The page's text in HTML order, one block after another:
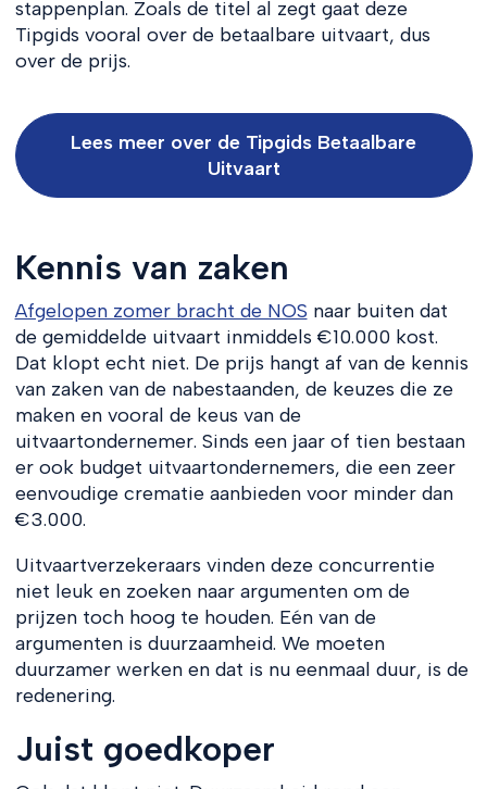
stappenplan. Zoals de titel al zegt gaat deze
Tipgids vooral over de betaalbare uitvaart, dus
over de prijs.
Lees meer over de Tipgids Betaalbare
Uitvaart
Kennis van zaken
Afgelopen zomer bracht de NOS naar buiten dat
de gemiddelde uitvaart inmiddels €10.000 kost.
Dat klopt echt niet. De prijs hangt af van de kennis
van zaken van de nabestaanden, de keuzes die ze
maken en vooral de keus van de
uitvaartondernemer. Sinds een jaar of tien bestaan
er ook budget uitvaartondernemers, die een zeer
eenvoudige crematie aanbieden voor minder dan
€3.000.
Uitvaartverzekeraars vinden deze concurrentie
niet leuk en zoeken naar argumenten om de
prijzen toch hoog te houden. Eén van de
argumenten is duurzaamheid. We moeten
duurzamer werken en dat is nu eenmaal duur, is de
redenering.
Juist goedkoper